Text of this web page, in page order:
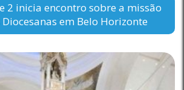
2 inicia encontro sobre a missão
em Belo Horizonte